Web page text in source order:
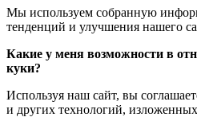
Мы используем собранную
тенденций и улучшения нашего
Какие у меня возможности в
куки?
Используя наш сайт, вы
и других технологий,